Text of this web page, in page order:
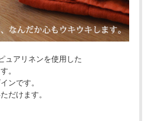
ュアリネンを使用した
。
ンです。
だけます。